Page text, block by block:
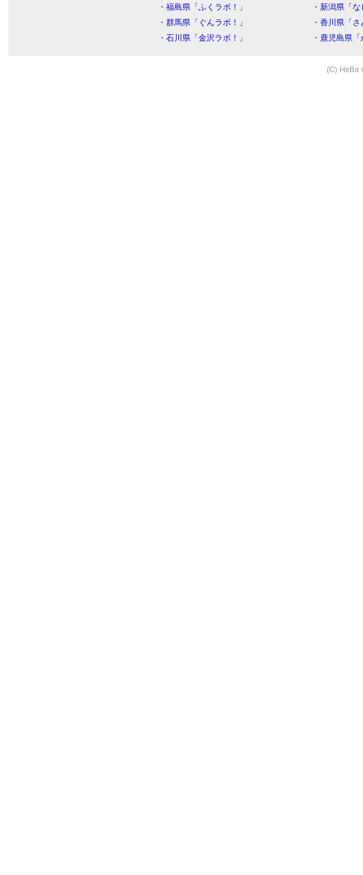
・福島県「ふくラボ！」
・新潟県「
・群馬県「ぐんラボ！」
・香川県「
・石川県「金沢ラボ！」
・鹿児島県
(C) HitBit